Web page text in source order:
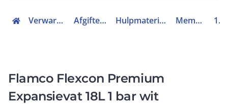
Verwarmen, Koelen en Ventileren Afgiftesysteem en appendages Hulpmateriaal afgiftesysteem en appendages Membraandrukexpansievat 16920
Flamco Flexcon Premium
Expansievat 18L 1 bar wit